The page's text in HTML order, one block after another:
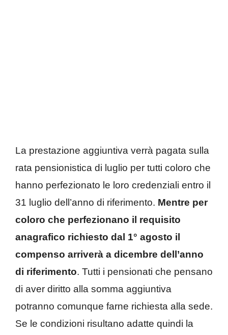
La prestazione aggiuntiva verrà pagata sulla
rata pensionistica di luglio per tutti coloro che
hanno perfezionato le loro credenziali entro il
31 luglio dell’anno di riferimento. Mentre per
coloro che perfezionano il requisito
anagrafico richiesto dal 1° agosto il
compenso arriverà a dicembre dell’anno
di riferimento. Tutti i pensionati che pensano
di aver diritto alla somma aggiuntiva
potranno comunque farne richiesta alla sede.
Se le condizioni risultano adatte quindi la